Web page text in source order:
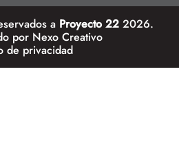
a Proyecto 22 2026.
por Nexo Creativo
de privacidad